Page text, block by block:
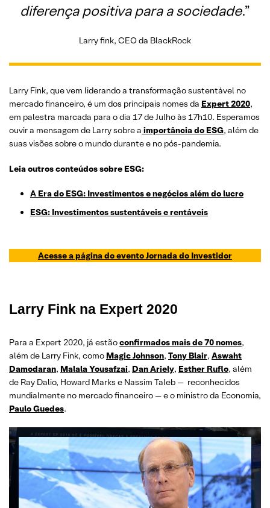
diferença positiva para a sociedade.”
Larry fink, CEO da BlackRock
Larry Fink, que vem liderando a transformação sustentável no
mercado financeiro, é um dos principais nomes da Expert 2020,
em palestra marcada para o dia 17 de Julho às 17h10. Esperamos
ouvir a mensagem de Larry sobre a importância do ESG, além de
suas visões sobre o mundo durante e no pós-pandemia.
Leia outros conteúdos sobre ESG:
A Era do ESG: Investimentos e negócios além do lucro
ESG: Investimentos sustentáveis e rentáveis
Acesse a página do evento Jornada do Investidor
Larry Fink na Expert 2020
Para a Expert 2020, já estãoconfirmados mais de 70 nomes,
além de Larry Fink, como Magic Johnson, Tony Blair, Aswaht
Damodaran, Malala Yousafzai, Dan Ariely, Esther Ruflo, além
de Ray Dalio, Howard Marks e Nassim Taleb — reconhecidos
mundialmente no mercado financeiro — e o ministro da Economia,
Paulo Guedes.